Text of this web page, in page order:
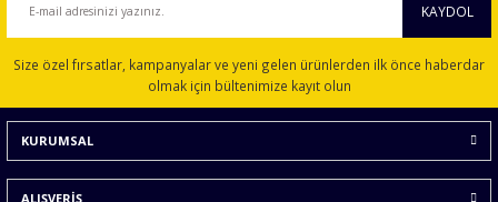
Ürün açıklamasında eksik bilgiler bulunuyor.
Ürün bilgilerinde hatalar bulunuyor.
Ürün fiyatı diğer sitelerden daha pahalı.
Bu ürüne benzer farklı alternatifler olmalı.
KAYDOL
Size özel fırsatlar, kampanyalar ve yeni gelen ürünlerden ilk önce haberdar
olmak için bültenimize kayıt olun
KURUMSAL
ALIŞVERİŞ